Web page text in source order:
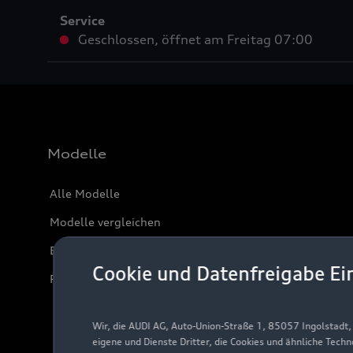
Cookie und Datenfreigabe
Wir, die AUDI AG, Auto-Union-Straße 1, 85057
eigene und Dienste Dritter, die Cookies und ähnliche
Service
Geschlossen, öffnet am Freitag 07:00
Modelle
Alle Modelle
Modelle vergleichen
Elektromodelle
Plug-in-Hybride